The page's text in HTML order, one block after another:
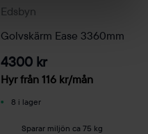
Edsbyn
Golvskärm Ease 3360mm
4300 kr
Hyr från 116 kr/mån
8 i lager
Sparar miljön ca 75 kg